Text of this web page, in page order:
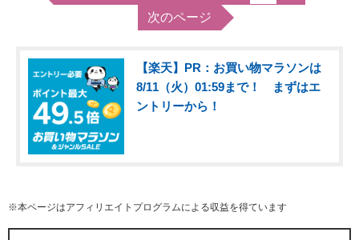
次のページ
【楽天】PR：お買い物マラソンは
8/11（火）01:59まで！ まずはエ
ントリーから！
※本ページはアフィリエイトプログラムによる収益を得ています